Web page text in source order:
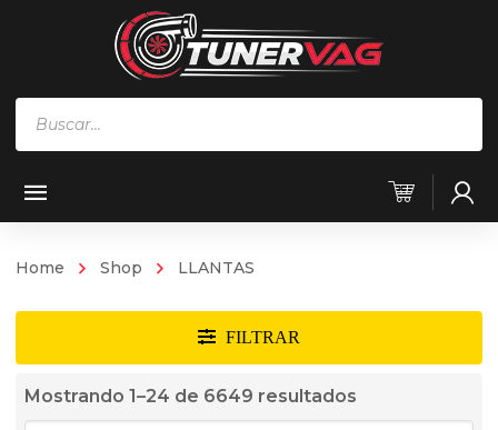
Home Shop LLANTAS
Mostrando 1–24 de 6649 resultados